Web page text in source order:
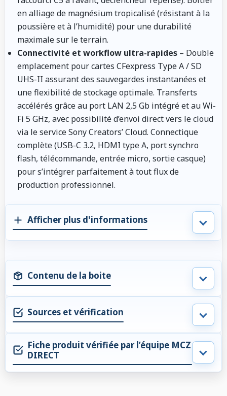
en alliage de magnésium tropicalisé (résistant à la
poussière et à l’humidité) pour une durabilité
maximale sur le terrain.
Connectivité et workflow ultra-rapides – Double
emplacement pour cartes CFexpress Type A / SD
UHS-II assurant des sauvegardes instantanées et
une flexibilité de stockage optimale. Transferts
accélérés grâce au port LAN 2,5 Gb intégré et au Wi-
Fi 5 GHz, avec possibilité d’envoi direct vers le cloud
via le service Sony Creators’ Cloud. Connectique
complète (USB-C 3.2, HDMI type A, port synchro
flash, télécommande, entrée micro, sortie casque)
pour s’intégrer parfaitement à tout flux de
production professionnel.
Afficher plus d'informations
Contenu de la boite
Sources et vérification
Fiche produit vérifiée par l’équipe MCZ
DIRECT